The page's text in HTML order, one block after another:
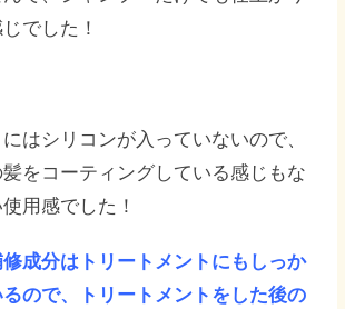
でした！
はシリコンが入っていないので、
をコーティングしている感じもな
用感でした！
成分はトリートメントにもしっか
ので、トリートメントをした後の